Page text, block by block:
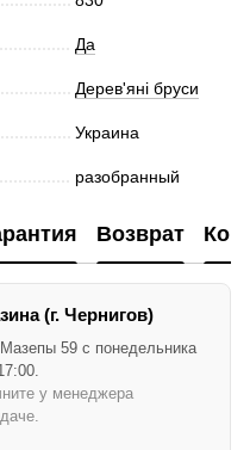
Да
Дерев'яні бруси
Украина
разобранный
Возврат
(г. Чернигов)
59 с понедельника
у менеджера